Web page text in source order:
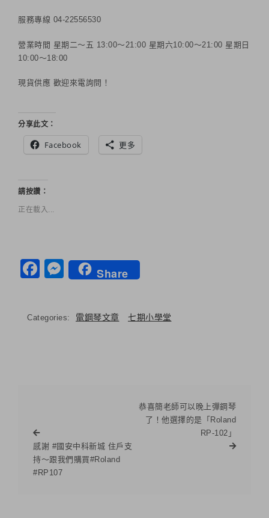
服務專線 04-22556530
營業時間 星期二～五 13:00～21:00 星期六10:00～21:00 星期日
10:00～18:00
現貨供應 歡迎來電詢問！
分享此文：
Facebook 更多
請按讚：
正在載入...
Facebook
Messenger
Share
Categories: 電鋼琴文章 七期小學堂
感謝 #國安中科新城 住戶支
持～跟我們購買#Roland
#RP107
恭喜簡老師可以晚上彈鋼琴
了！他選擇的是「Roland
RP-102」